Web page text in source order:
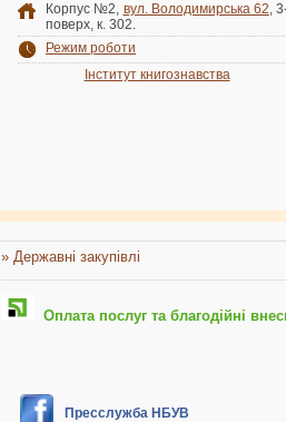
Корпус №2, вул. Володимирська 62,
поверх, к. 302.
Режим роботи
Інститут книгознавства
» Державні закупівлі
Оплата послуг та благодійні
Пресслужба НБУВ